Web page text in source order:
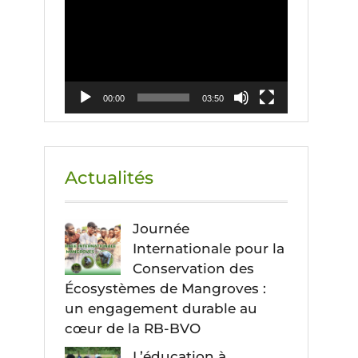
00:00 03:50
Actualités
Journée
Internationale pour la
Conservation des
Écosystèmes de Mangroves :
un engagement durable au
cœur de la RB-BVO